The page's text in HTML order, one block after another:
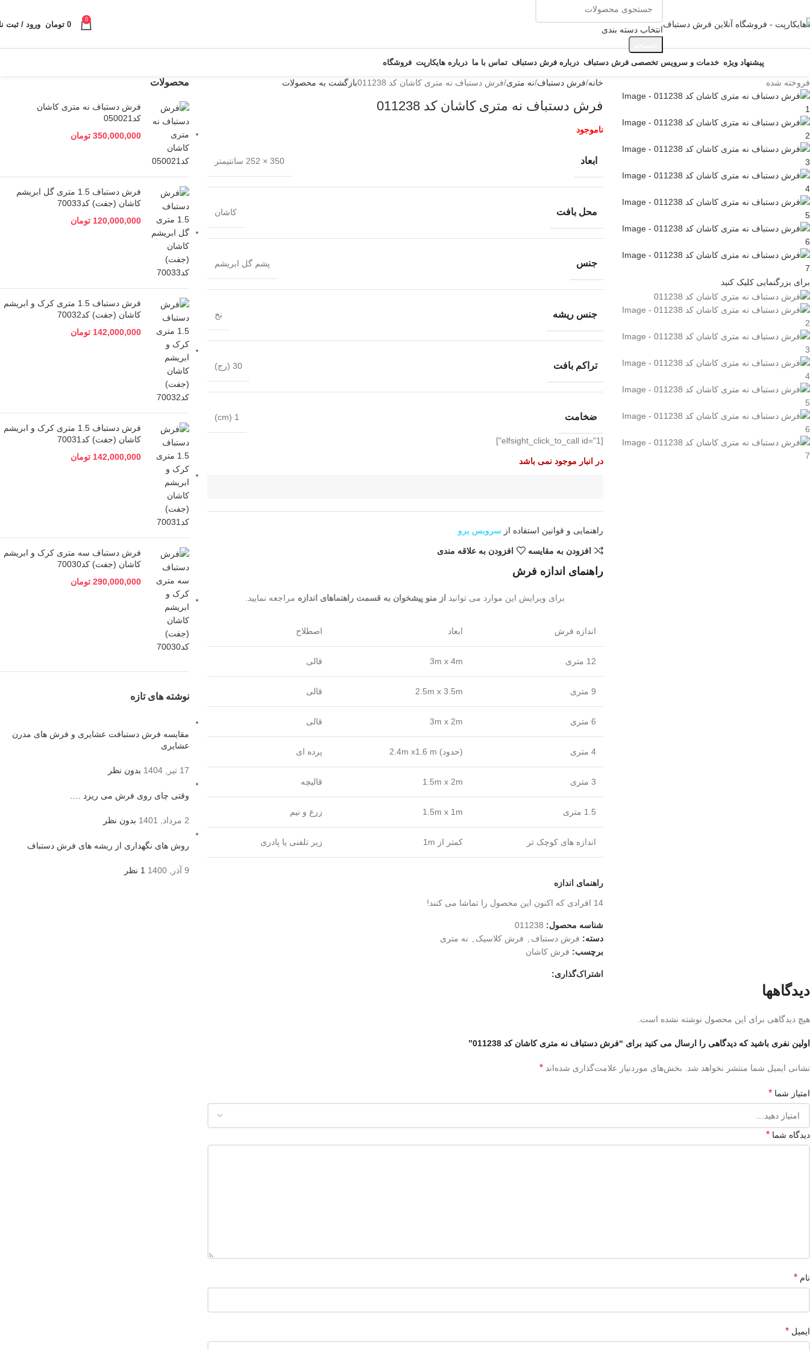
انتخاب دسته بندی
0
0 تومان ورود / ثبت
پیشنهاد ویژه خدمات و سرویس تخصصی فرش دستباف درباره فرش دستباف تماس با ما درباره هایکارپت فروشگاه
فروخته شده
برای بزرگنمایی کلیک کنید
خانه فرش دستباف نه متری فرش دستباف نه متری کاشان کد 011238 بازگشت به محصولات
فرش دستباف نه متری کاشان کد 011238
ناموجود
ابعاد 350 × 252 سانتیمتر
محل بافت کاشان
جنس پشم گل ابریشم
جنس ریشه نخ
تراکم بافت 30 (رج)
ضخامت 1 (cm)
[elfsight_click_to_call id="1"]
در انبار موجود نمی باشد
راهنمایی و قوانین استفاده از سرویس پرو
افزودن به مقایسه افزودن به علاقه مندی
راهنمای اندازه فرش
برای ویرایش این موارد می توانید از منو پیشخوان به قسمت راهنماهای اندازه مراجعه نمایید.
اندازه فرش ابعاد اصطلاح
12 متری 3m x 4m قالی
9 متری 2.5m x 3.5m قالی
6 متری 3m x 2m قالی
4 متری (حدود) 2.4m x1.6 m پرده ای
3 متری 1.5m x 2m قالیچه
1.5 متری 1.5m x 1m زرع و نیم
اندازه های کوچک تر کمتر از 1m زیر تلفنی یا پادری
راهنمای اندازه
14 افرادی که اکنون این محصول را تماشا می کنند!
شناسه محصول: 011238
دسته: فرش دستباف فرش کلاسیک
نه متری
برچسب: فرش کاشان
اشتراک‌گذاری:
دیدگاهها
هیچ دیدگاهی برای این محصول نوشته نشده است.
اولین نفری باشید که دیدگاهی را ارسال می کنید برای “فرش دستباف نه متری کاشان کد 011238”
نشانی ایمیل شما منتشر نخواهد شد. بخش‌های موردنیاز علامت‌گذاری شده‌اند *
امتیاز شما *
دیدگاه شما *
نام *
ایمیل *
محصولات
فرش دستباف نه متری کاشان
کد050021
350,000,000 تومان
فرش دستباف 1.5 متری گل ابریشم
کاشان (جفت) کد70033
120,000,000 تومان
فرش دستباف 1.5 متری کرک و ابریشم
کاشان (جفت) کد70032
142,000,000 تومان
فرش دستباف 1.5 متری کرک و ابریشم
کاشان (جفت) کد70031
142,000,000 تومان
فرش دستباف سه متری کرک و ابریشم
کاشان (جفت) کد70030
290,000,000 تومان
نوشته های تازه
مقایسه فرش دستبافت عشایری و فرش های مدرن
عشایری
17 تیر, 1404 بدون نظر
وقتی چای روی فرش می ریزد ….
2 مرداد, 1401 بدون نظر
روش های نگهداری از ریشه های فرش دستباف
9 آذر, 1400 1 نظر